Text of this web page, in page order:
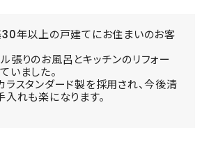
年以上の戸建てにお住まいのお客
張りのお風呂とキッチンのリフォー
いました。
ラスタンダード製を採用され、今後清
入れも楽になります。